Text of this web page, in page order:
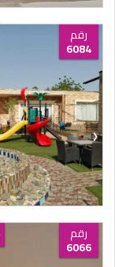
رقم
6084
›
رقم
6066